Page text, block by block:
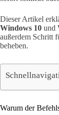
Dieser Artikel
Windows 10 und
außerdem Schritt
beheben.
Warum der